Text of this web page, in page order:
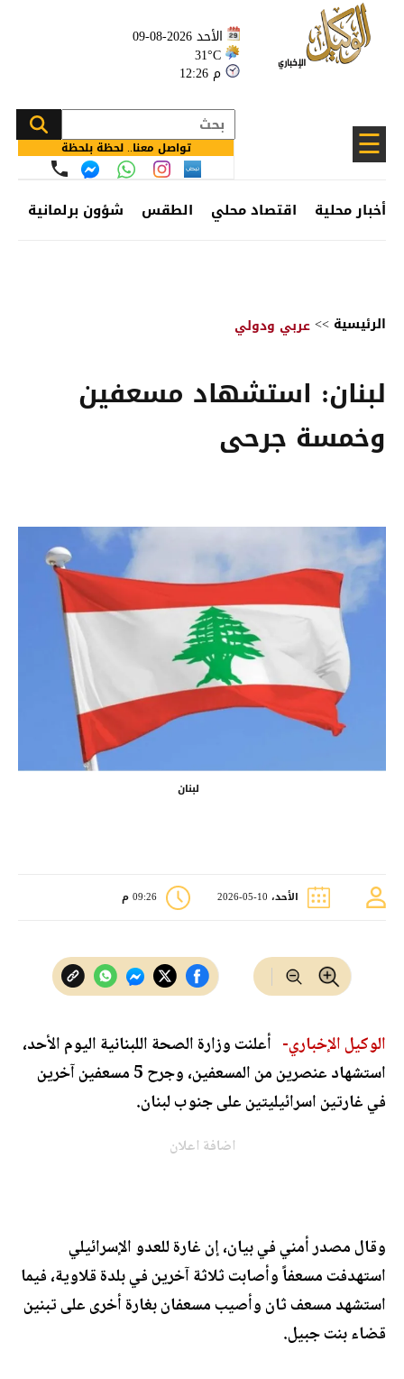
الأحد 2026-08-09
31°C
12:26 م
☰ تواصل معنا.. لحظة بلحظة
أخبار محلية اقتصاد محلي الطقس شؤون برلمانية
الرئيسية >>عربي ودولي
لبنان: استشهاد مسعفين
وخمسة جرحى
لبنان
الأحد، 10-05-2026 09:26 م
الوكيل الإخباري- أعلنت وزارة الصحة اللبنانية اليوم الأحد،
استشهاد عنصرين من المسعفين، وجرح 5 مسعفين آخرين
في غارتين اسرائيليتين على جنوب لبنان.
اضافة اعلان
وقال مصدر أمني في بيان، إن غارة للعدو الإسرائيلي
استهدفت مسعفاً وأصابت ثلاثة آخرين في بلدة قلاوية، فيما
استشهد مسعف ثان وأصيب مسعفان بغارة أخرى على تبنين
قضاء بنت جبيل.